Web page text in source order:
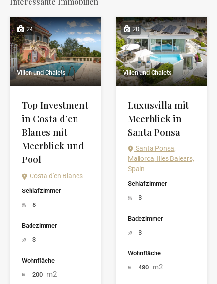
24
Villen und Chalets
Top Investment
in Costa d’en
Blanes mit
Meerblick und
Pool
Costa d'en Blanes
Schlafzimmer
5
Badezimmer
3
Wohnfläche
200 m2
20
Villen und Chalets
Luxusvilla mit
Meerblick in
Santa Ponsa
Santa Ponsa,
Mallorca, Illes Balears,
Spain
Schlafzimmer
3
Badezimmer
3
Wohnfläche
480 m2